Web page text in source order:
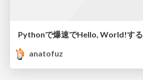
Pythonで爆速でHello, World!する
anatofuz